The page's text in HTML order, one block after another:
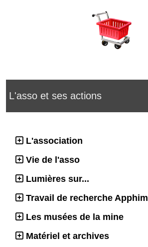
L'asso et ses actions
L'association
Vie de l'asso
Lumières sur...
Travail de recherche Apphim
Les musées de la mine
Matériel et archives